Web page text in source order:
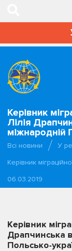
Керівник
Лілія
міжнародній
Всі новини
У
Керівник
06.03.2019
Керівник
Драпчинська
Польсько-